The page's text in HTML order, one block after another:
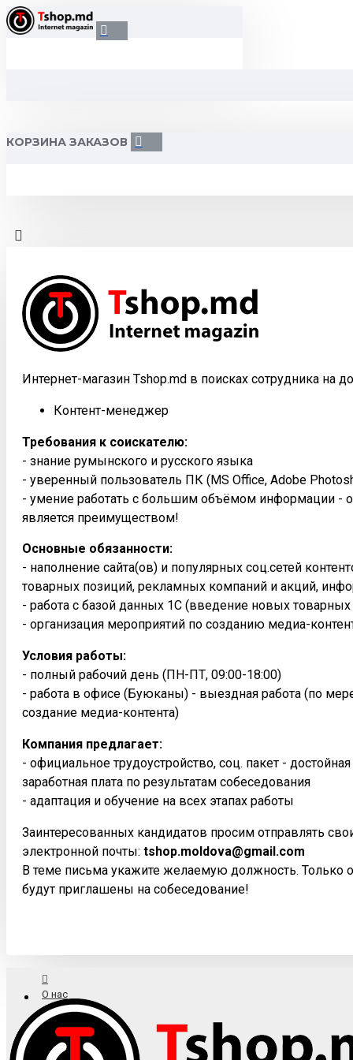
КОРЗИНА ЗАКАЗОВ
Интернет-магазин Tshop.md в поисках сотрудника на
Контент-менеджер
Требования к соискателю:
- знание румынского и русского языка
- уверенный пользователь ПК (MS Office, Adobe
- умение работать с большим объёмом информации -
является преимуществом!
Основные обязанности:
- наполнение сайта(ов) и популярных соц.сетей
товарных позиций, рекламных компаний и акций,
- работа с базой данных 1С (введение новых
- организация мероприятий по созданию медиа-
Условия работы:
- полный рабочий день (ПН-ПТ, 09:00-18:00)
- работа в офисе (Буюканы) - выездная работа (по
создание медиа-контента)
Компания предлагает:
- официальное трудоустройство, соц. пакет -
заработная плата по результатам собеседования
- адаптация и обучение на всех этапах работы
Заинтересованных кандидатов просим отправлять
электронной почты: tshop.moldova@gmail.com
В теме письма укажите желаемую должность. Только
будут приглашены на собеседование!
О нас
Доставка